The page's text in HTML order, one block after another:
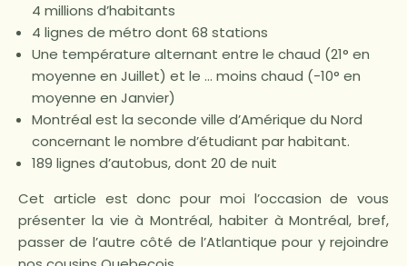
4 millions d’habitants
4 lignes de métro dont 68 stations
Une température alternant entre le chaud (21° en
moyenne en Juillet) et le … moins chaud (-10° en
moyenne en Janvier)
Montréal est la seconde ville d’Amérique du Nord
concernant le nombre d’étudiant par habitant.
189 lignes d’autobus, dont 20 de nuit
Cet article est donc pour moi l’occasion de vous
présenter la vie à Montréal, habiter à Montréal, bref,
passer de l’autre côté de l’Atlantique pour y rejoindre